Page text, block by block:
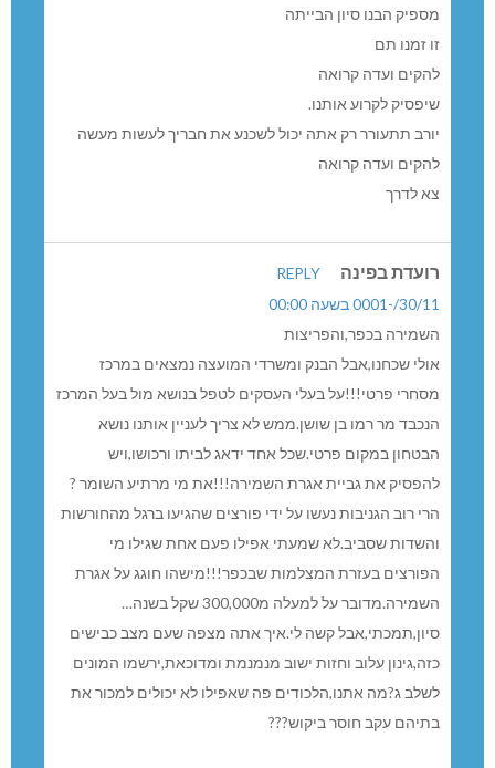
מספיק הבנו סיון הבייתה
זו זמנו תם
להקים ועדה קרואה
שיפסיק לקרוע אותנו.
יורב תתעורר רק אתה יכול לשכנע את חבריך לעשות מעשה
להקים ועדה קרואה
צא לדרך
רועדת בפינה
REPLY
30/11/-0001 בשעה 00:00
השמירה בכפר,והפריצות
אולי שכחנו,אבל הבנק ומשרדי המועצה נמצאים במרכז
מסחרי פרטי!!!על בעלי העסקים לטפל בנושא מול בעל המרכז
הנכבד מר רמו בן שושן.ממש לא צריך לעניין אותנו נושא
הבטחון במקום פרטי.שכל אחד ידאג לביתו ורכושו,ויש
להפסיק את גביית אגרת השמירה!!!את מי מרתיע השומר ?
הרי רוב הגניבות נעשו על ידי פורצים שהגיעו ברגל מהחורשות
והשדות שסביב.לא שמעתי אפילו פעם אחת שגילו מי
הפורצים בעזרת המצלמות שבכפר!!!מישהו חוגג על אגרת
השמירה.מדובר על למעלה מ300,000 שקל בשנה…
סיון,תמכתי,אבל קשה לי.איך אתה מצפה שעם מצב כבישים
כזה,גינון עלוב וחזות ישוב מנמנמת ומדוכאת,ירשמו המונים
לשלב ג?מה אתנו,הלכודים פה שאפילו לא יכולים למכור את
בתיהם עקב חוסר ביקוש???